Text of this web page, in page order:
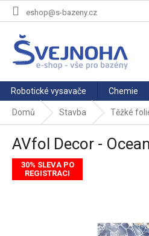
Přejít
eshop@s-bazeny.cz
Robotické vysavače Chemie
Domů Stavba Těžké
AVfol Decor -
30% SLEVA PO
REGISTRACI